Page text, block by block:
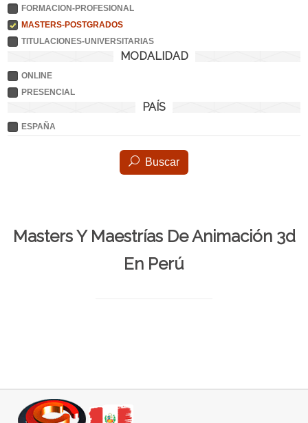
FORMACION-PROFESIONAL
MASTERS-POSTGRADOS
TITULACIONES-UNIVERSITARIAS
MODALIDAD
ONLINE
PRESENCIAL
PAÍS
ESPAÑA
Buscar
Masters Y Maestrías De Animación 3d
En Perú